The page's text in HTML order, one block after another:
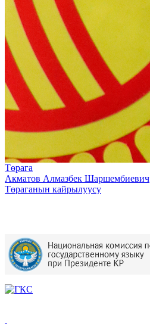
Төрага
Акматов Алмазбек Шаршембиевич
Төраганын кайрылуусу